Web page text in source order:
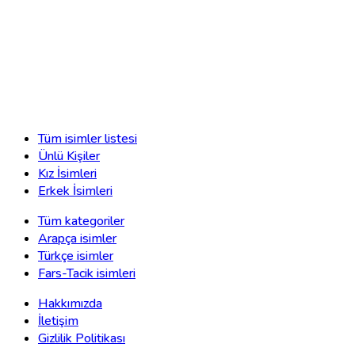
Tüm isimler listesi
Ünlü Kişiler
Kız İsimleri
Erkek İsimleri
Tüm kategoriler
Arapça isimler
Türkçe isimler
Fars-Tacik isimleri
Hakkımızda
İletişim
Gizlilik Politikası